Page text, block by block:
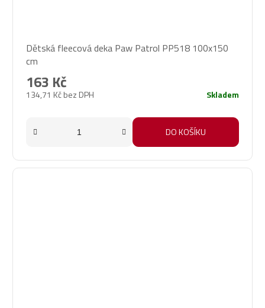
Dětská fleecová deka Paw Patrol PP518 100x150
cm
134,71 Kč bez DPH
163 Kč
Skladem
DO KOŠÍKU